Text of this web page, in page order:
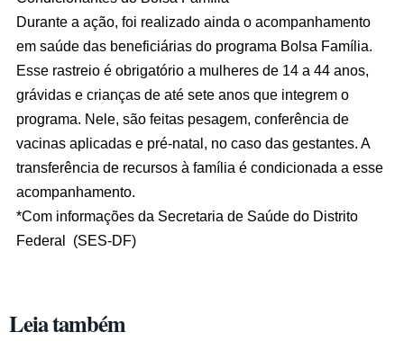
Durante a ação, foi realizado ainda o acompanhamento
em saúde das beneficiárias do programa Bolsa Família.
Esse rastreio é obrigatório a mulheres de 14 a 44 anos,
grávidas e crianças de até sete anos que integrem o
programa. Nele, são feitas pesagem, conferência de
vacinas aplicadas e pré-natal, no caso das gestantes. A
transferência de recursos à família é condicionada a esse
acompanhamento.
*Com informações da Secretaria de Saúde do Distrito
Federal (SES-DF)
Leia também